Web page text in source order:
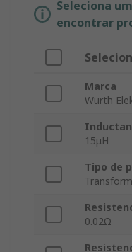
Seleciona
encontrar
Marca
Wurth
15μH
Tipo de
0.02Ω